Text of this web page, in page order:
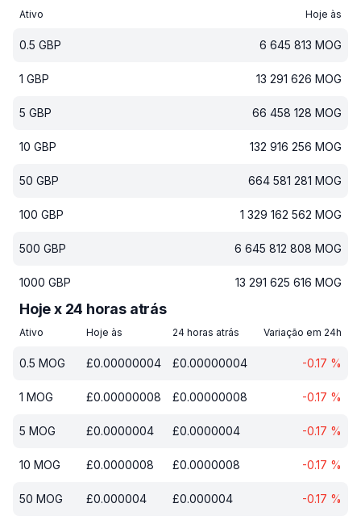
Ativo Hoje às
0.5 GBP 6 645 813 MOG
1 GBP 13 291 626 MOG
5 GBP 66 458 128 MOG
10 GBP 132 916 256 MOG
50 GBP 664 581 281 MOG
100 GBP 1 329 162 562 MOG
500 GBP 6 645 812 808 MOG
1000 GBP 13 291 625 616 MOG
Hoje x 24 horas atrás
Ativo Hoje às 24 horas atrás Variação em 24h
0.5 MOG £0.00000004 £0.00000004 -0.17 %
1 MOG £0.00000008 £0.00000008 -0.17 %
5 MOG £0.0000004 £0.0000004 -0.17 %
10 MOG £0.0000008 £0.0000008 -0.17 %
50 MOG £0.000004 £0.000004 -0.17 %